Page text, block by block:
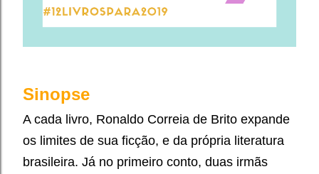
Sinopse
A cada livro, Ronaldo Correia de Brito expande
os limites de sua ficção, e da própria literatura
brasileira. Já no primeiro conto, duas irmãs